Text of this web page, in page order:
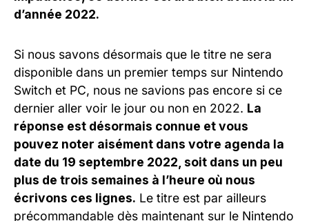
d’année 2022.
Si nous savons désormais que le titre ne sera
disponible dans un premier temps sur Nintendo
Switch et PC, nous ne savions pas encore si ce
dernier aller voir le jour ou non en 2022. La
réponse est désormais connue et vous
pouvez noter aisément dans votre agenda la
date du 19 septembre 2022, soit dans un peu
plus de trois semaines à l’heure où nous
écrivons ces lignes. Le titre est par ailleurs
précommandable dès maintenant sur le Nintendo